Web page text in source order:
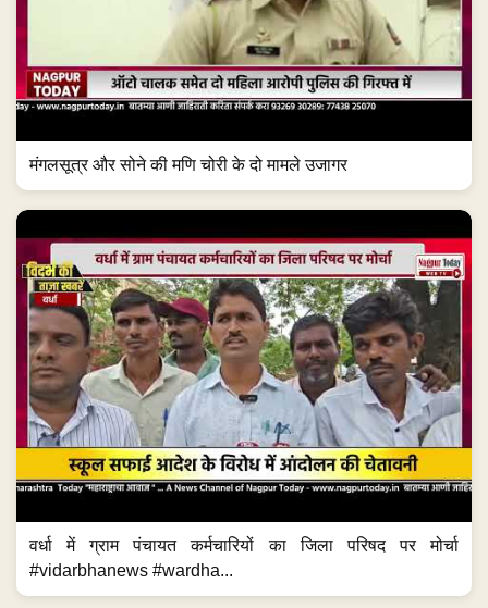
मंगलसूत्र और सोने की मणि चोरी के दो मामले उजागर
वर्धा में ग्राम पंचायत कर्मचारियों का जिला परिषद पर मोर्चा
#vidarbhanews #wardha...